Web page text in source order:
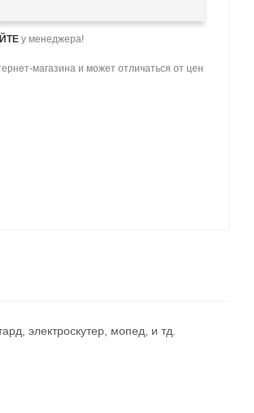
у менеджера!
магазина и может отличаться от цен
электроскутер, мопед, и тд.